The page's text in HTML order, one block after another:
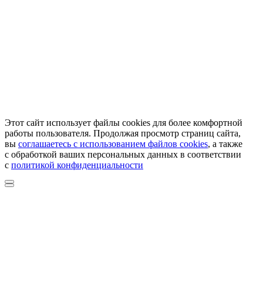
Этот сайт использует файлы cookies для более комфортной
работы пользователя. Продолжая просмотр страниц сайта,
вы соглашаетесь с использованием файлов cookies, а также
с обработкой ваших персональных данных в соответствии
с политикой конфиденциальности